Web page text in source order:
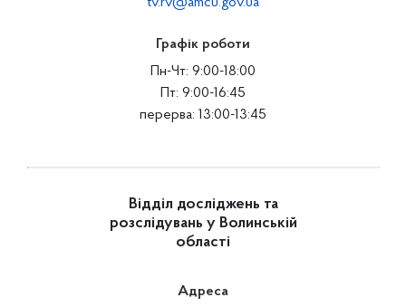
Графік роботи
Пн-Чт: 9:00-18:00
Пт: 9:00-16:45
перерва: 13:00-13:45
Відділ досліджень та
розслідувань у Волинській
області
Адреса